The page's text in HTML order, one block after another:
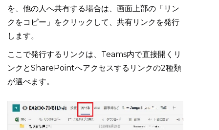
を、他の人へ共有する場合は、画面上部の「リン
クをコピー」をクリックして、共有リンクを発行
します。
ここで発行するリンクは、Teams内で直接開くリ
ンクとSharePointへアクセスするリンクの2種類
が選べます。